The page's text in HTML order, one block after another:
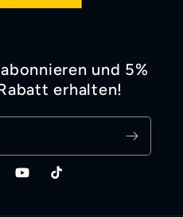
und 5%
erhalten!
YouTubeTikTok